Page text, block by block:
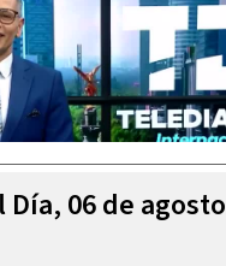
06 de agosto